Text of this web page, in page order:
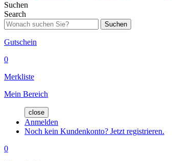
Suchen
Search
Suchen
Gutschein
0
Merkliste
Mein Bereich
close
Anmelden
Noch kein Kundenkonto? Jetzt registrieren.
0